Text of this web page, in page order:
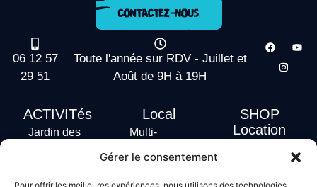
Gérer le consentement
06 12 57
29 51
Toute l'année sur RDV - Juillet et
Août de 9H à 19H
ACTIVITés
Jardin des
Local
Multi-
Hébergement
SHOP
Location